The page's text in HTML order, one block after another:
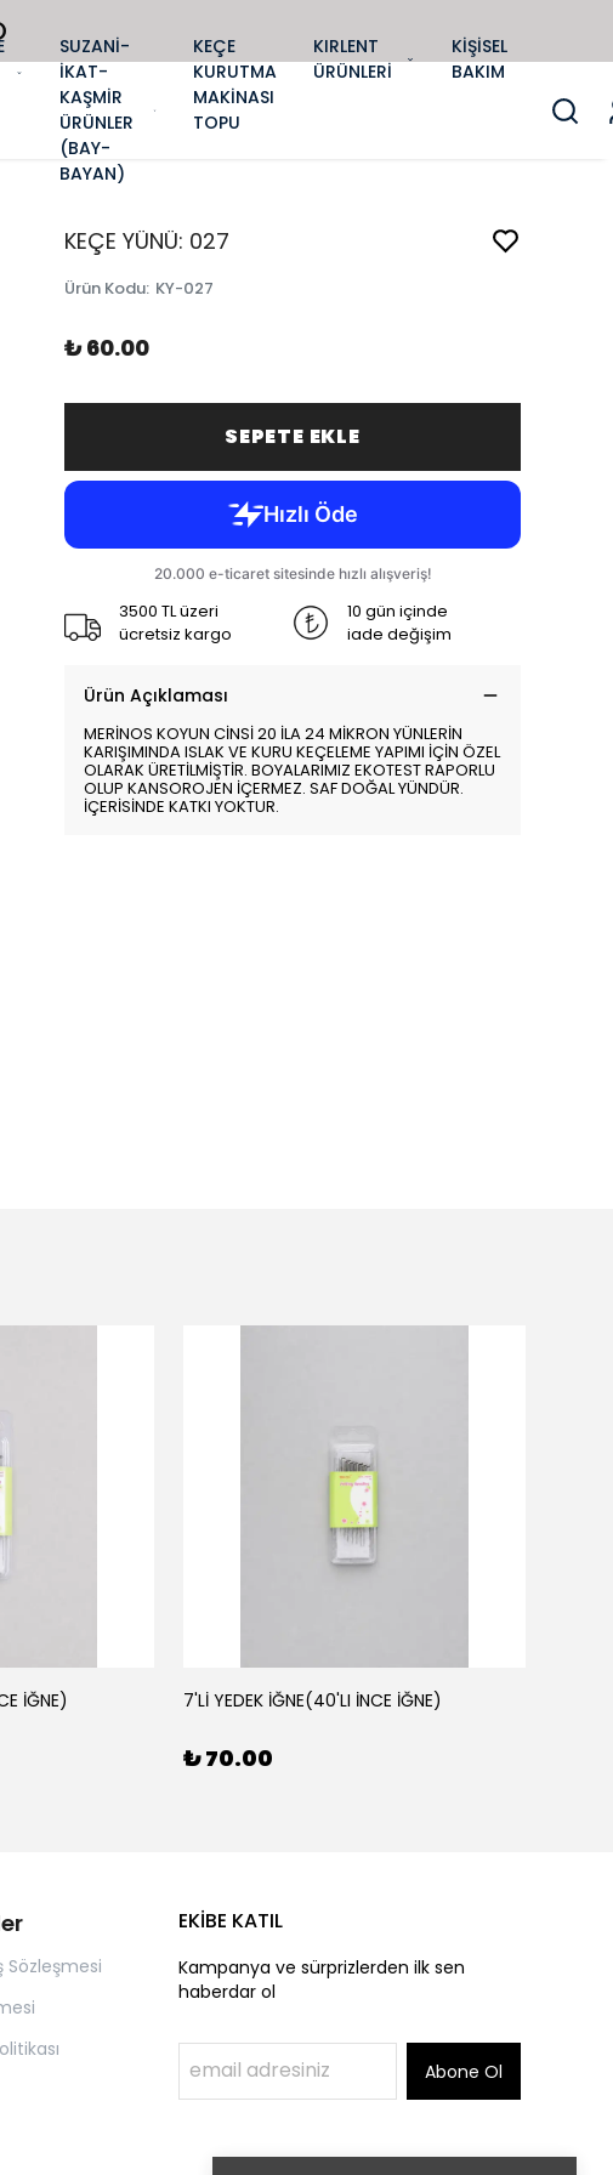
SUZANİ-
İKAT-
KAŞMİR
ÜRÜNLER
(BAY-
BAYAN)
KEÇE
KURUTMA
MAKİNASI
TOPU
KIRLENT
ÜRÜNLERİ
KİŞİSEL
BAKIM
KEÇE YÜNÜ: 027
Ürün Kodu: KY-027
₺ 60.00
SEPETE EKLE
3500 TL üzeri
ücretsiz kargo
10 gün içinde
iade değişim
Ürün Açıklaması
MERİNOS KOYUN CİNSİ 20 İLA 24 MİKRON YÜNLERİN
KARIŞIMINDA ISLAK VE KURU KEÇELEME YAPIMI İÇİN ÖZEL
OLARAK ÜRETİLMİŞTİR. BOYALARIMIZ EKOTEST RAPORLU
OLUP KANSOROJEN İÇERMEZ. SAF DOĞAL YÜNDÜR.
İÇERİSİNDE KATKI YOKTUR.
İĞNE) 7'Lİ YEDEK İĞNE(40'LI İNCE İĞNE)
₺ 70.00
Sözleşmesi
EKİBE KATIL
Kampanya ve sürprizlerden ilk sen
haberdar ol
Abone Ol